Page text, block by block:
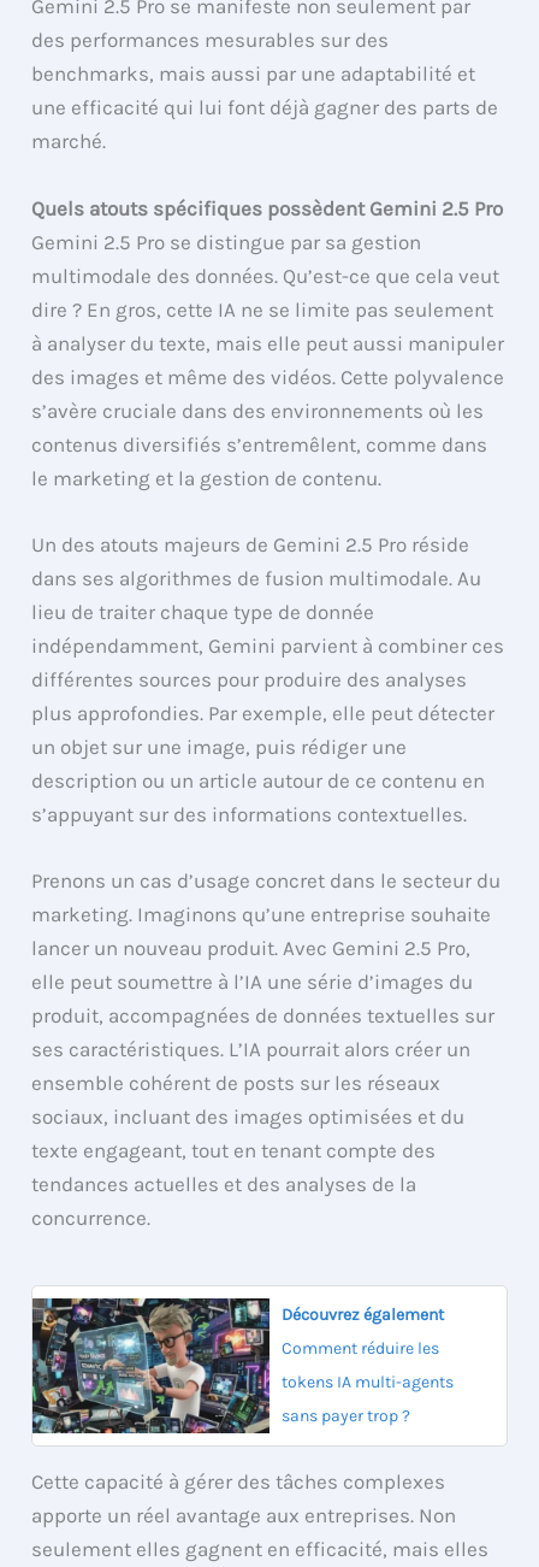
Gemini 2.5 Pro se manifeste non seulement par
des performances mesurables sur des
benchmarks, mais aussi par une adaptabilité et
une efficacité qui lui font déjà gagner des parts de
marché.
Quels atouts spécifiques possèdent Gemini 2.5 Pro
Gemini 2.5 Pro se distingue par sa gestion
multimodale des données. Qu’est-ce que cela veut
dire ? En gros, cette IA ne se limite pas seulement
à analyser du texte, mais elle peut aussi manipuler
des images et même des vidéos. Cette polyvalence
s’avère cruciale dans des environnements où les
contenus diversifiés s’entremêlent, comme dans
le marketing et la gestion de contenu.
Un des atouts majeurs de Gemini 2.5 Pro réside
dans ses algorithmes de fusion multimodale. Au
lieu de traiter chaque type de donnée
indépendamment, Gemini parvient à combiner ces
différentes sources pour produire des analyses
plus approfondies. Par exemple, elle peut détecter
un objet sur une image, puis rédiger une
description ou un article autour de ce contenu en
s’appuyant sur des informations contextuelles.
Prenons un cas d’usage concret dans le secteur du
marketing. Imaginons qu’une entreprise souhaite
lancer un nouveau produit. Avec Gemini 2.5 Pro,
elle peut soumettre à l’IA une série d’images du
produit, accompagnées de données textuelles sur
ses caractéristiques. L’IA pourrait alors créer un
ensemble cohérent de posts sur les réseaux
sociaux, incluant des images optimisées et du
texte engageant, tout en tenant compte des
tendances actuelles et des analyses de la
concurrence.
Découvrez également
Comment réduire les
tokens IA multi-agents
sans payer trop ?
Cette capacité à gérer des tâches complexes
apporte un réel avantage aux entreprises. Non
seulement elles gagnent en efficacité, mais elles